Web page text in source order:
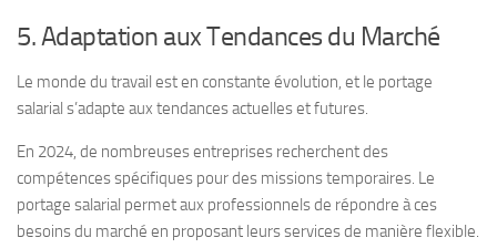
5. Adaptation aux Tendances du Marché
Le monde du travail est en constante évolution, et le portage
salarial s’adapte aux tendances actuelles et futures.
En 2024, de nombreuses entreprises recherchent des
compétences spécifiques pour des missions temporaires. Le
portage salarial permet aux professionnels de répondre à ces
besoins du marché en proposant leurs services de manière flexible.